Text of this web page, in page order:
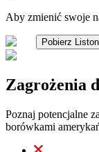
Aby zmienić swoje
Pobierz
Zagrożenia
Poznaj potencjalne
borówkami